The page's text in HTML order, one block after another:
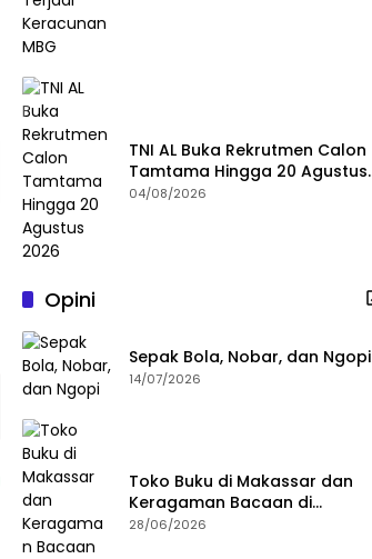
TNI AL Buka Rekrutmen Calon
Tamtama Hingga 20 Agustus
2026
04/08/2026
Opini
Sepak Bola, Nobar, dan Ngopi
14/07/2026
Toko Buku di Makassar dan
Keragaman Bacaan di
Masanya
28/06/2026